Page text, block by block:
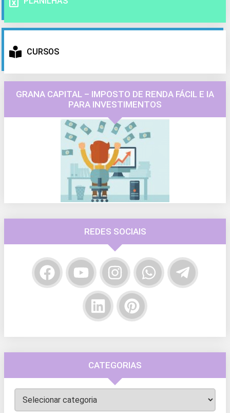
CURSOS
GRANA CAPITAL – IMPOSTO DE RENDA FÁCIL E IA
PARA INVESTIMENTOS
REDES SOCIAIS
CATEGORIAS
Categorias